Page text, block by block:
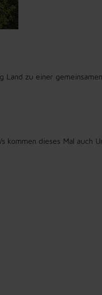
zu einer
dieses Mal auch